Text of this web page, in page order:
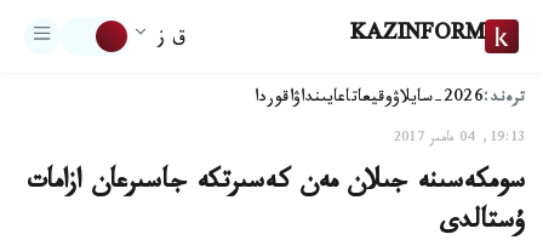
KAZINFORM ق ز
ترەند:2026-سايلاۋ وقيعاتاعايىنداۋاقوردا
19:13, 04 مامىر 2017
سومكەسىنە جىلان مەن كەسىرتكە جاسىرعان ازامات
ۇستالدى